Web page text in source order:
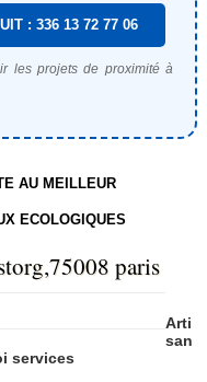
: 336 13 72 77 06
les projets de proximité à
AU MEILLEUR
ECOLOGIQUES
paris
Arti
san
services